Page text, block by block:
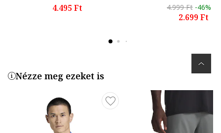
4.495 Ft
4.999 Ft -46%
2.699 Ft
Nézze meg ezeket is